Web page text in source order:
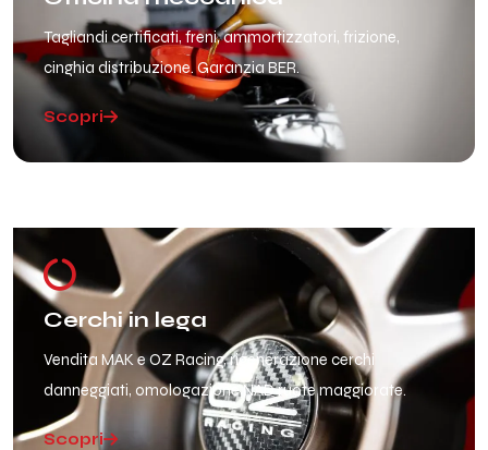
Tagliandi certificati, freni, ammortizzatori, frizione,
cinghia distribuzione. Garanzia BER.
Scopri
Cerchi in lega
Vendita MAK e OZ Racing, rigenerazione cerchi
danneggiati, omologazione NAD ruote maggiorate.
Scopri